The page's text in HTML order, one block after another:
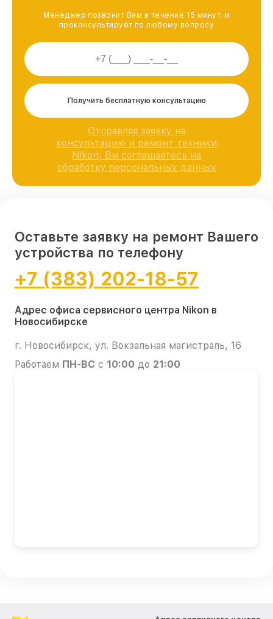
Менеджер позвонит Вам в течение 15 минут, и
проконсультирует по любому вопросу
Получить бесплатную консультацию
Отправляя заявку на
консультацию и ремонт техники
Nikon, Вы соглашаетесь на
обработку персональных данных
Оставьте заявку на ремонт Вашего
устройства по телефону
+7 (383) 202-18-57
Адрес офиса сервисного центра Nikon в
Новосибирске
г. Новосибирск, ул. Вокзальная магистраль, 16
Работаем ПН-ВС с 10:00 до 21:00